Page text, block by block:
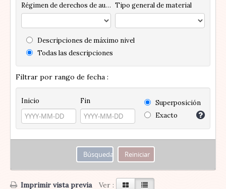
Régimen de derechos de autor Tipo general de material
Descripciones de máximo nivel
Todas las descripciones
Filtrar por rango de fecha :
Inicio Fin
Superposición
Exacto
Imprimir vista previa Ver :